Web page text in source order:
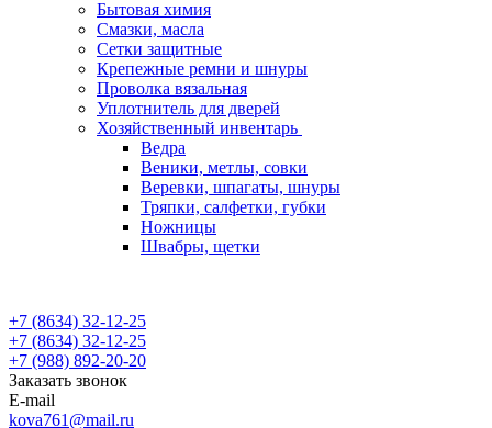
Бытовая химия
Смазки, масла
Сетки защитные
Крепежные ремни и шнуры
Проволка вязальная
Уплотнитель для дверей
Хозяйственный инвентарь
Ведра
Веники, метлы, совки
Веревки, шпагаты, шнуры
Тряпки, салфетки, губки
Ножницы
Швабры, щетки
+7 (8634) 32-12-25
+7 (8634) 32-12-25
+7 (988) 892-20-20
Заказать звонок
E-mail
kova761@mail.ru